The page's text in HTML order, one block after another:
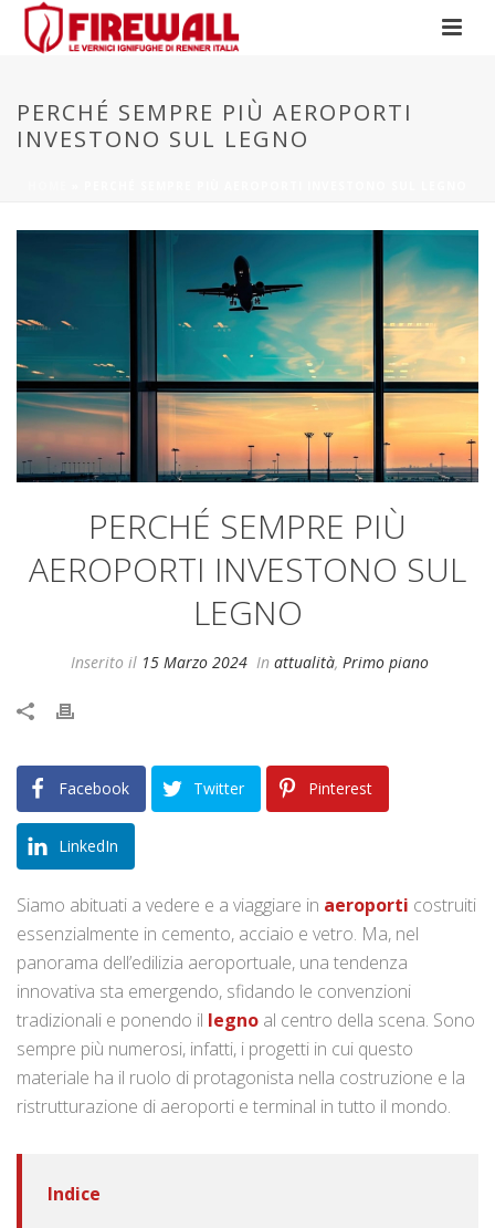
PERCHÉ SEMPRE PIÙ AEROPORTI
INVESTONO SUL LEGNO
PERCHÉ SEMPRE PIÙ
AEROPORTI INVESTONO SUL
LEGNO
Inserito il 15 Marzo 2024 In attualità, Primo piano
Facebook Twitter Pinterest
LinkedIn
Siamo abituati a vedere e a viaggiare in aeroporti costruiti
essenzialmente in cemento, acciaio e vetro. Ma, nel
panorama dell’edilizia aeroportuale, una tendenza
innovativa sta emergendo, sfidando le convenzioni
tradizionali e ponendo il legno al centro della scena. Sono
sempre più numerosi, infatti, i progetti in cui questo
materiale ha il ruolo di protagonista nella costruzione e la
ristrutturazione di aeroporti e terminal in tutto il mondo.
Indice